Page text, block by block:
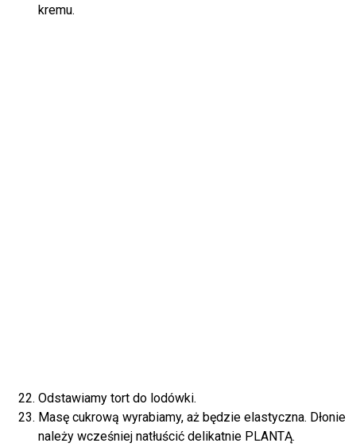
kremu.
Odstawiamy tort do lodówki.
Masę cukrową wyrabiamy, aż będzie elastyczna. Dłonie
należy wcześniej natłuścić delikatnie PLANTĄ.